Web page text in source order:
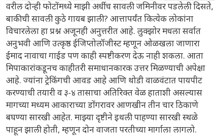
वरील दोन्ही फोटोंमध्ये माझी अर्धीच सावली जमिनीवर पडलेली दिसते,
बाकीची सावली कुठे गायब झाली? आत्तापर्यंत कित्येक लोकांना
विचारलेला हा प्रश्न अजूनही अनुत्तरीत आहे. लुक्झोर मधला सर्वात
अनुभवी आणि उत्कृष्ठ ईजिप्तोलॉजीस्ट म्हणून ओळखला जाणारा
ईमाद नावाचा गाईड पण काही स्पष्टीकरण देऊ नाही शकला. आता
मिपाकारांकडूनच काहीतरी समाधानकारक उत्तर मिळण्याची अपेक्षा
आहे. ज्यांना ट्रेकिंगची आवड आहे आणि थोडी वाळवंटात पायपीट
करण्याची तयारी व ३-४ तासाचा अतिरिक्त वेळ हाताशी असल्यास
मागच्या मध्यम आकाराच्या डोंगरावर आणखीन तीन चार ठिकाणे
बघण्या सारखी आहेत. माझ्या दृष्टीने इथली पाहण्या सारखी स्थळे
पाहून झाली होती, म्हणून दोन वाजता परतीच्या मार्गाला लागलो.